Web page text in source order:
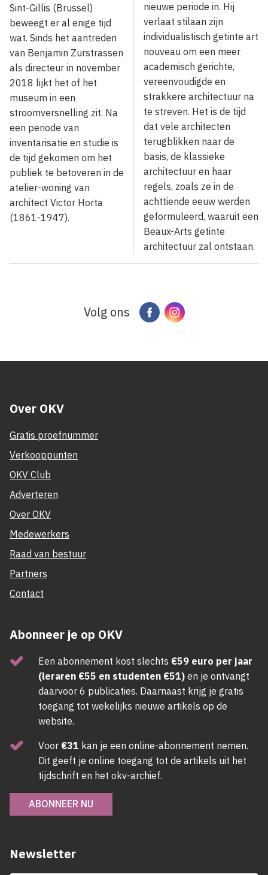
Sint-Gillis (Brussel)
beweegt er al enige tijd
wat. Sinds het aantreden
van Benjamin Zurstrassen
als directeur in november
2018 lijkt het of het
museum in een
stroomversnelling zit. Na
een periode van
inventarisatie en studie is
de tijd gekomen om het
publiek te betoveren in de
atelier-woning van
architect Victor Horta
(1861-1947).
nieuwe periode in. Hij
verlaat stilaan zijn
individualistisch getinte art
nouveau om een meer
academisch gerichte,
vereenvoudigde en
strakkere architectuur na
te streven. Het is de tijd
dat vele architecten
terugblikken naar de
basis, de klassieke
architectuur en haar
regels, zoals ze in de
achttiende eeuw werden
geformuleerd, waaruit een
Beaux-Arts getinte
architectuur zal ontstaan.
Volg ons FacebookInstagram
Over OKV
Gratis proefnummer
Verkooppunten
OKV Club
Adverteren
Over OKV
Medewerkers
Raad van bestuur
Partners
Contact
Abonneer je op OKV
Een abonnement kost slechts €59 euro per jaar
(leraren €55 en studenten €51) en je ontvangt
daarvoor 6 publicaties. Daarnaast krijg je gratis
toegang tot wekelijks nieuwe artikels op de
website.
Voor €31 kan je een online-abonnement nemen.
Dit geeft je online toegang tot de artikels uit het
tijdschrift en het okv-archief.
ABONNEER NU
Newsletter